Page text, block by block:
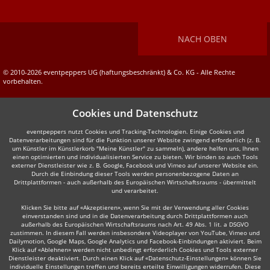
NACH OBEN
© 2010-2026 eventpeppers UG (haftungsbeschränkt) & Co. KG - Alle Rechte
vorbehalten.
Cookies und Datenschutz
eventpeppers nutzt Cookies und Tracking-Technologien. Einige Cookies und
Datenverarbeitungen sind für die Funktion unserer Website zwingend erforderlich (z. B.
um Künstler im Künstlerkorb "Meine Künstler" zu sammeln), andere helfen uns, Ihnen
einen optimierten und individualisierten Service zu bieten. Wir binden so auch Tools
externer Dienstleister wie z. B. Google, Facebook und Vimeo auf unserer Website ein.
Durch die Einbindung dieser Tools werden personenbezogene Daten an
Drittplattformen - auch außerhalb des Europäischen Wirtschaftsraums - übermittelt
und verarbeitet.
Klicken Sie bitte auf «Akzeptieren», wenn Sie mit der Verwendung aller Cookies
einverstanden sind und in die Datenverarbeitung durch Drittplattformen auch
außerhalb des Europäischen Wirtschaftsraums nach Art. 49 Abs. 1 lit. a DSGVO
zustimmen. In diesem Fall werden insbesondere Videoplayer von YouTube, Vimeo und
Dailymotion, Google Maps, Google Analytics und Facebook-Einbindungen aktiviert. Beim
Klick auf «Ablehnen» werden nicht unbedingt erforderlich Cookies und Tools externer
Dienstleister deaktiviert. Durch einen Klick auf «Datenschutz-Einstellungen» können Sie
individuelle Einstellungen treffen und bereits erteilte Einwilligungen widerrufen. Diese